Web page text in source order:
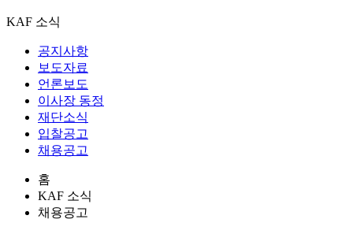
KAF 소식
공지사항
보도자료
언론보도
이사장 동정
재단소식
입찰공고
채용공고
홈
KAF 소식
채용공고